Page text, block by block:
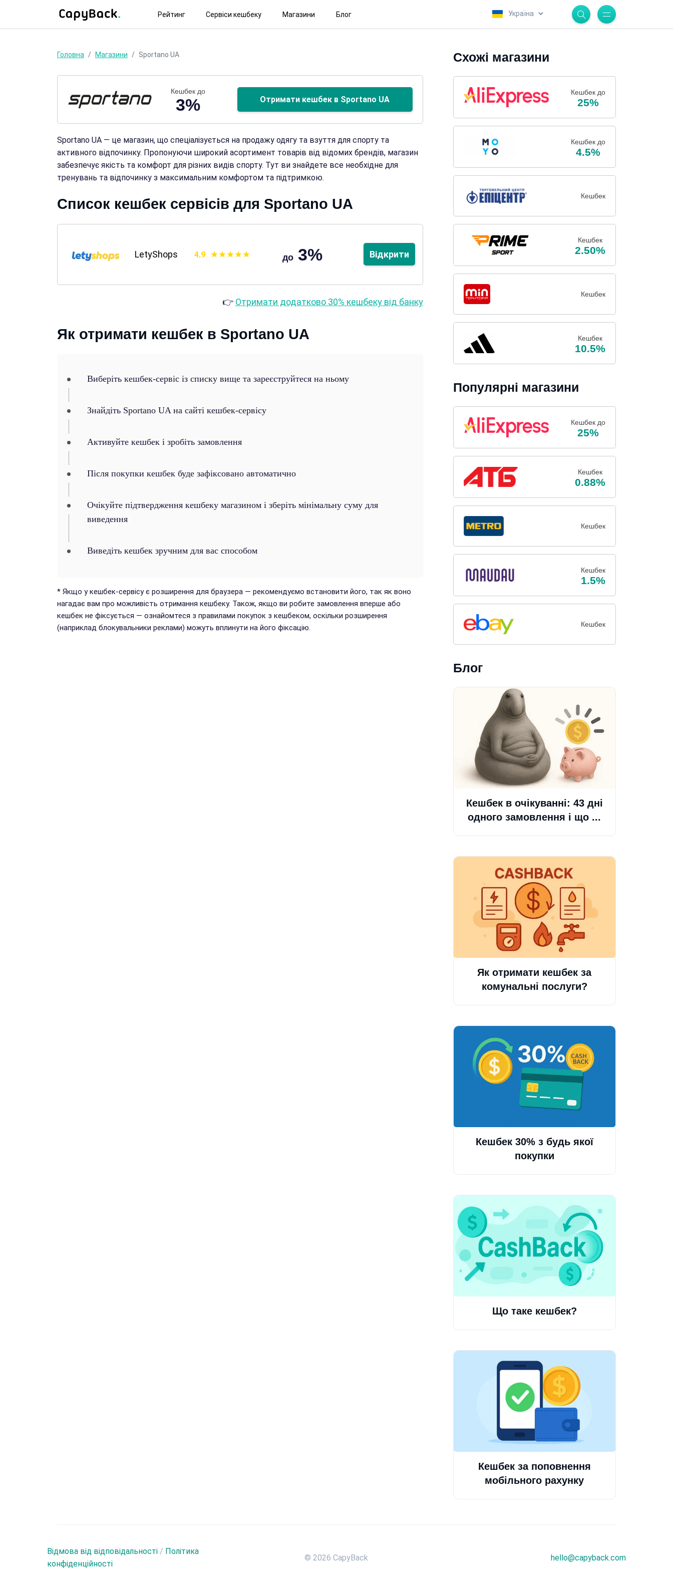
Рейтинг Сервіси кешбеку Магазини Блог
Головна Магазини Sportano UA
Кешбек до
3% Отримати кешбек в Sportano UA
Sportano UA — це магазин, що спеціалізується на продажу одягу та взуття для спорту та
активного відпочинку. Пропонуючи широкий асортимент товарів від відомих брендів, магазин
забезпечує якість та комфорт для різних видів спорту. Тут ви знайдете все необхідне для
тренувань та відпочинку з максимальним комфортом та підтримкою.
Список кешбек сервісів для Sportano UA
LetyShops 4.9 до 3% Відкрити
👉 Отримати додатково 30% кешбеку від банку
Як отримати кешбек в Sportano UA
Виберіть кешбек-сервіс із списку вище та зареєструйтеся на ньому
Знайдіть Sportano UA на сайті кешбек-сервісу
Активуйте кешбек і зробіть замовлення
Після покупки кешбек буде зафіксовано автоматично
Очікуйте підтвердження кешбеку магазином і зберіть мінімальну суму для
виведення
Виведіть кешбек зручним для вас способом
* Якщо у кешбек-сервісу є розширення для браузера — рекомендуємо встановити його, так як воно
нагадає вам про можливість отримання кешбеку. Також, якщо ви робите замовлення вперше або
кешбек не фіксується — ознайомтеся з правилами покупок з кешбеком, оскільки розширення
(наприклад блокувальники реклами) можуть вплинути на його фіксацію.
Схожі магазини
Кешбек до
25%
Кешбек до
4.5%
Кешбек
Кешбек
2.50%
Кешбек
Кешбек
10.5%
Популярні магазини
Кешбек до
25%
Кешбек
0.88%
Кешбек
Кешбек
1.5%
Кешбек
Блог
Кешбек в очікуванні: 43 дні
одного замовлення і що ...
Як отримати кешбек за
комунальні послуги?
Кешбек 30% з будь якої
покупки
Що таке кешбек?
Кешбек за поповнення
мобільного рахунку
Відмова від відповідальності / Політика
конфіденційності
© 2026 CapyBack hello@capyback.com